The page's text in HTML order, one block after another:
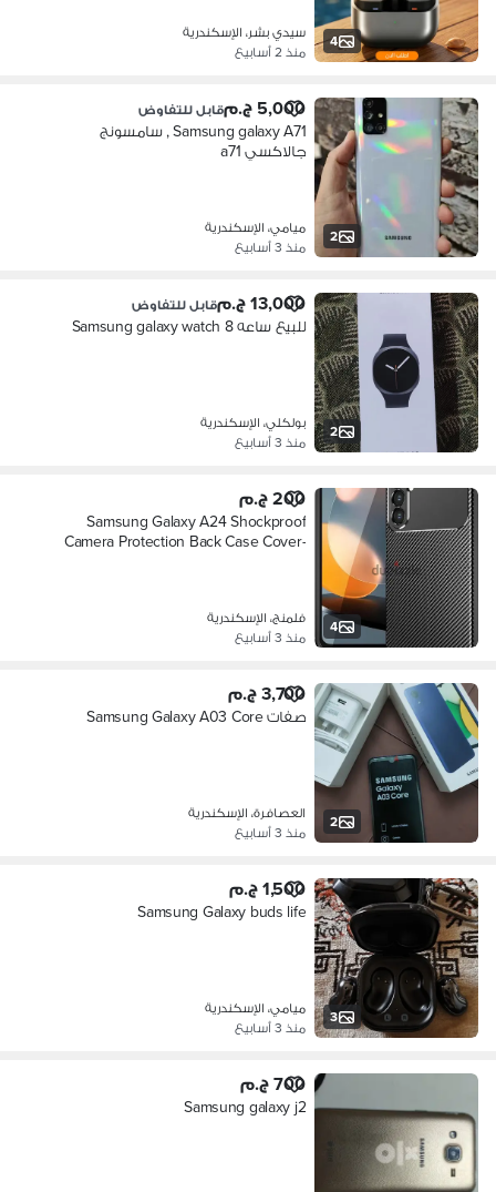
4
سيدي بشر، الإسكندرية
منذ 2 أسابيع
2
5,000 ج.م قابل للتفاوض
Samsung galaxy A71 , سامسونج
جالاكسي a71
ميامي، الإسكندرية
منذ 3 أسابيع
2
13,000 ج.م قابل للتفاوض
للبيع ساعه Samsung galaxy watch 8
بولكلي، الإسكندرية
منذ 3 أسابيع
4
200 ج.م
Samsung Galaxy A24 Shockproof
Camera Protection Back Case Cover-
فلمنج، الإسكندرية
منذ 3 أسابيع
2
3,700 ج.م
صفات Samsung Galaxy A03 Core
العصافرة، الإسكندرية
منذ 3 أسابيع
3
1,500 ج.م
Samsung Galaxy buds life
ميامي، الإسكندرية
منذ 3 أسابيع
700 ج.م
Samsung galaxy j2